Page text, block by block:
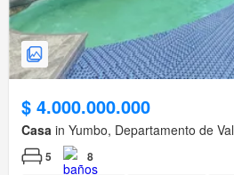
$ 4.000.000.000
Casa in Yumbo, Departamento de
5 8